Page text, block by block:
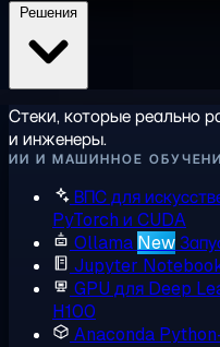
Стеки, которые реально
и инженеры.
ИИ И МАШИННОЕ
ВПС для
PyTorch и CUDA
Ollama New
Jupyter
GPU для Deep
H100
Anaconda